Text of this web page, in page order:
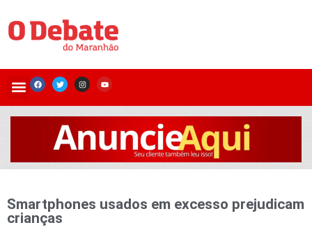
Smartphones usados em excesso prejudicam
crianças